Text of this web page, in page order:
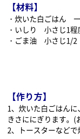
【材料】
・炊いた白ごはん
・いしり 小さじ1程
・ごま油 小さじ1/
【作り方】
1、炊いた白ごはん
きさににぎります。(
2、トースターなどで